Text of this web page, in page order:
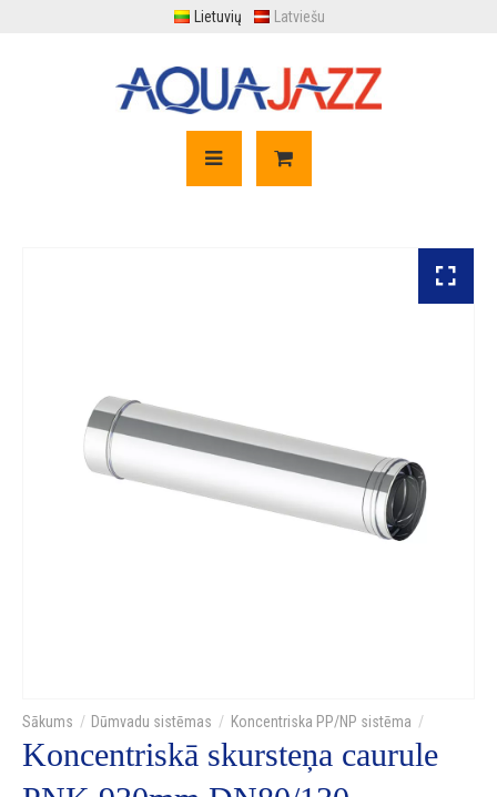
Lietuvių Latviešu
Dūmvadu sistēmas Koncentriska PP/NP sistēma
Koncentriskā skursteņa caurule